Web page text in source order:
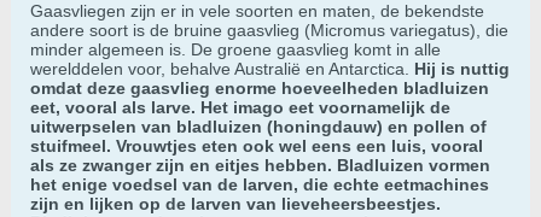
Gaasvliegen zijn er in vele soorten en maten, de bekendste
andere soort is de bruine gaasvlieg (Micromus variegatus), die
minder algemeen is. De groene gaasvlieg komt in alle
werelddelen voor, behalve Australië en Antarctica. Hij is nuttig
omdat deze gaasvlieg enorme hoeveelheden bladluizen
eet, vooral als larve. Het imago eet voornamelijk de
uitwerpselen van bladluizen (honingdauw) en pollen of
stuifmeel. Vrouwtjes eten ook wel eens een luis, vooral
als ze zwanger zijn en eitjes hebben. Bladluizen vormen
het enige voedsel van de larven, die echte eetmachines
zijn en lijken op de larven van lieveheersbeestjes.